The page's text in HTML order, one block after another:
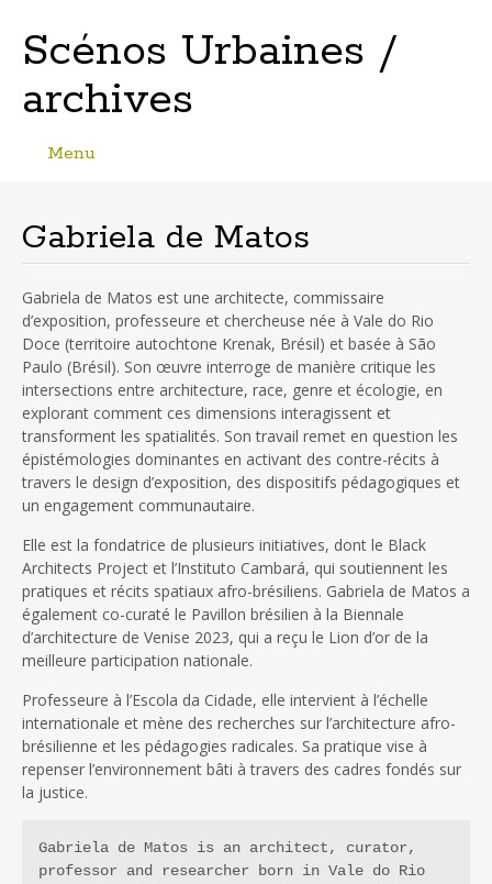
Scénos Urbaines /
archives
Menu
Gabriela de Matos
Gabriela de Matos est une architecte, commissaire
d’exposition, professeure et chercheuse née à Vale do Rio
Doce (territoire autochtone Krenak, Brésil) et basée à São
Paulo (Brésil). Son œuvre interroge de manière critique les
intersections entre architecture, race, genre et écologie, en
explorant comment ces dimensions interagissent et
transforment les spatialités. Son travail remet en question les
épistémologies dominantes en activant des contre-récits à
travers le design d’exposition, des dispositifs pédagogiques et
un engagement communautaire.
Elle est la fondatrice de plusieurs initiatives, dont le Black
Architects Project et l’Instituto Cambará, qui soutiennent les
pratiques et récits spatiaux afro-brésiliens. Gabriela de Matos a
également co-curaté le Pavillon brésilien à la Biennale
d’architecture de Venise 2023, qui a reçu le Lion d’or de la
meilleure participation nationale.
Professeure à l’Escola da Cidade, elle intervient à l’échelle
internationale et mène des recherches sur l’architecture afro-
brésilienne et les pédagogies radicales. Sa pratique vise à
repenser l’environnement bâti à travers des cadres fondés sur
la justice.
Gabriela de Matos is an architect, curator,
professor and researcher born in Vale do Rio